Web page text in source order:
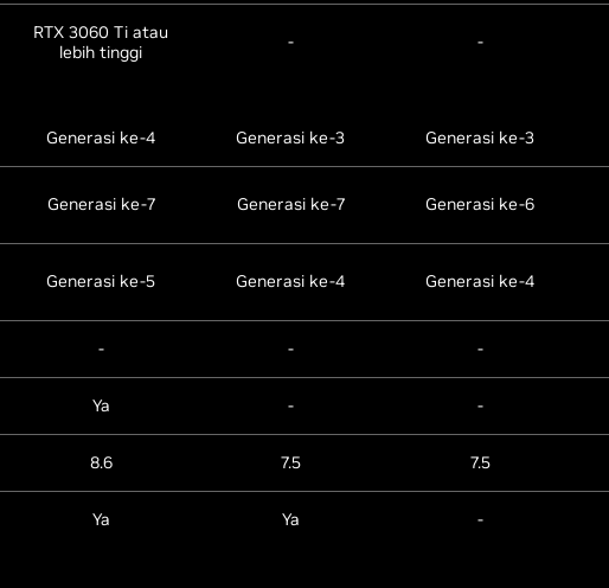
RTX 3060 Ti atau
lebih tinggi
- -
Generasi ke-4 Generasi ke-3 Generasi ke-3
Generasi ke-7 Generasi ke-7 Generasi ke-6
Generasi ke-5 Generasi ke-4 Generasi ke-4
- - -
Ya - -
8.6 7.5 7.5
Ya Ya -